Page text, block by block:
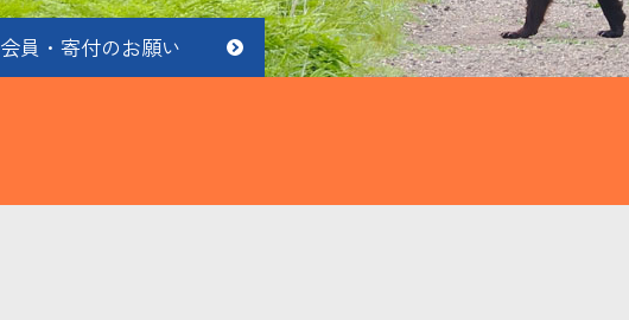
会員・寄付のお願い